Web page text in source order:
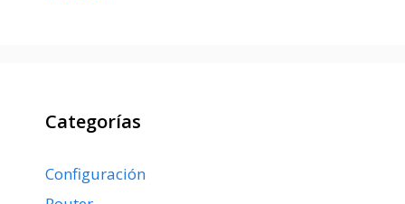
Categorías
Configuración